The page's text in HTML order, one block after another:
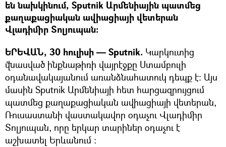
են նախկինում, Sputnik Արմենիային պատմեց
քաղաքացիական ավիացիայի վետերան
Վլադիմիր Տոլյուպան։
ԵՐԵՎԱՆ, 30 հուլիսի — Sputnik. Կարկուտից
վնասված ինքնաթիռի վայրէջքը Ստամբուլի
օդանավակայանում առանձնահատուկ դեպք է։ Այս
մասին Sputnik Արմենիայի հետ հարցազրույցում
պատմեց քաղաքացիական ավիացիայի վետերան,
Ռուսաստանի վաստակավոր օդաչու Վլադիմիր
Տոլյուպան, որը երկար տարիներ օդաչու է
աշխատել Երևանում ։